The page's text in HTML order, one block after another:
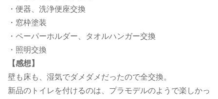
・便器、洗浄便座交換
・窓枠塗装
・ペーパーホルダー、タオルハンガー交換
・照明交換
【感想】
壁も床も、湿気でダメダメだったので全交換。
新品のトイレを付けるのは、プラモデルのようで楽しかっ